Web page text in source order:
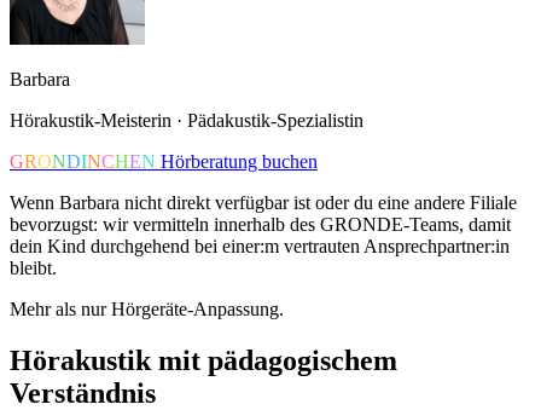
Barbara
Hörakustik-Meisterin · Pädakustik-Spezialistin
GRONDINCHEN Hörberatung buchen
Wenn Barbara nicht direkt verfügbar ist oder du eine andere Filiale
bevorzugst: wir vermitteln innerhalb des GRONDE-Teams, damit
dein Kind durchgehend bei einer:m vertrauten Ansprechpartner:in
bleibt.
Mehr als nur Hörgeräte-Anpassung.
Hörakustik mit pädagogischem
Verständnis